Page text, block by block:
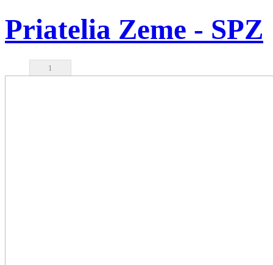
Priatelia Zeme - SPZ
1